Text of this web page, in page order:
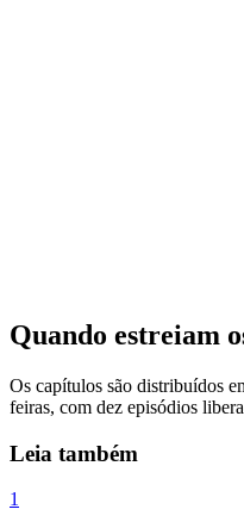
Quando estreiam
Os capítulos são distribuídos
feiras, com dez episódios
Leia também
1